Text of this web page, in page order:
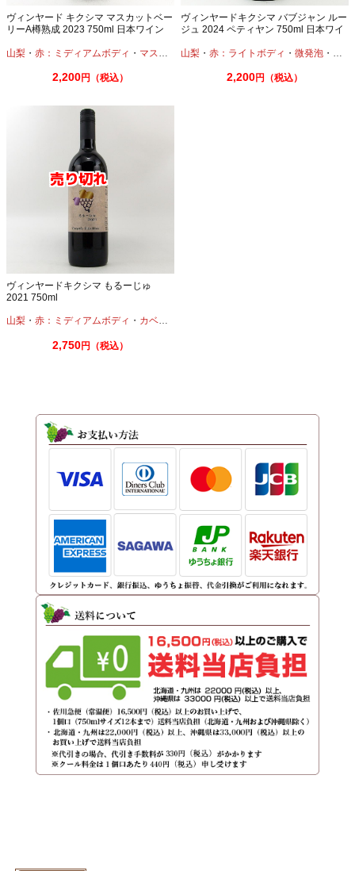
ヴィンヤード キクシマ マスカットベー
リーA樽熟成 2023 750ml 日本ワイン
山梨 ・ 赤：ミディアムボディ ・ マスカットベーリーA
2,200円（税込）
ヴィンヤードキクシマ バブジャン ルー
ジュ 2024 ペティヤン 750ml 日本ワイ
山梨 ・赤：ライトボディ ・微発泡 ・
2,200円（税込）
ヴィンヤードキクシマ もるーじゅ
2021 750ml
山梨 ・ 赤：ミディアムボディ ・ カベルネ
2,750円（税込）